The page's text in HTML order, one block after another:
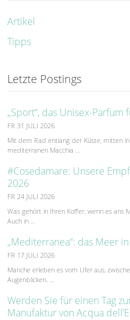
Artikel
Tipps
Letzte Postings
„Sport“, das Unisex-
FR 31 JULI 2026
Mit dem Rad entlang der Küste, mitten
mediterranen Macchia …
#Cosedamare: Unsere
2026
FR 24 JULI 2026
Was gehört in Ihren Koffer, wenn es ans
Auch in …
„Mediterranea“: das Meer
FR 17 JULI 2026
Manche erleben es vom Ufer aus,
Augenblicken. …
Werden Sie für einen Tag
Manufaktur von Acqua